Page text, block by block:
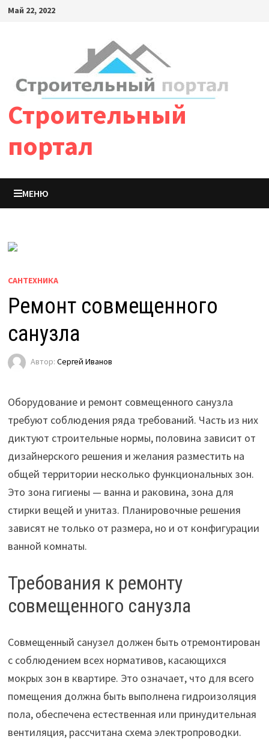
Май 22, 2022
Строительный
портал
МЕНЮ
САНТЕХНИКА
Ремонт совмещенного
санузла
Автор: Сергей Иванов
Оборудование и ремонт совмещенного санузла
требуют соблюдения ряда требований. Часть из них
диктуют строительные нормы, половина зависит от
дизайнерского решения и желания разместить на
общей территории несколько функциональных зон.
Это зона гигиены — ванна и раковина, зона для
стирки вещей и унитаз. Планировочные решения
зависят не только от размера, но и от конфигурации
ванной комнаты.
Требования к ремонту
совмещенного санузла
Совмещенный санузел должен быть отремонтирован
с соблюдением всех нормативов, касающихся
мокрых зон в квартире. Это означает, что для всего
помещения должна быть выполнена гидроизоляция
пола, обеспечена естественная или принудительная
вентиляция, рассчитана схема электропроводки.